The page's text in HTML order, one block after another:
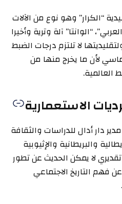
“الكرار” وهو نوع من الآلات
“الوانتا” آلة وترية وأخيرا
لا تلتزم درجات الضبط
لأن ما يخرج منها من
العالمية.
الاستعمارية
دار أدال للدراسات والثقافة
والبريطانية والإثيوبية
تقديري لا يمكن الحديث عن تطور
فهم التاريخ الاجتماعي